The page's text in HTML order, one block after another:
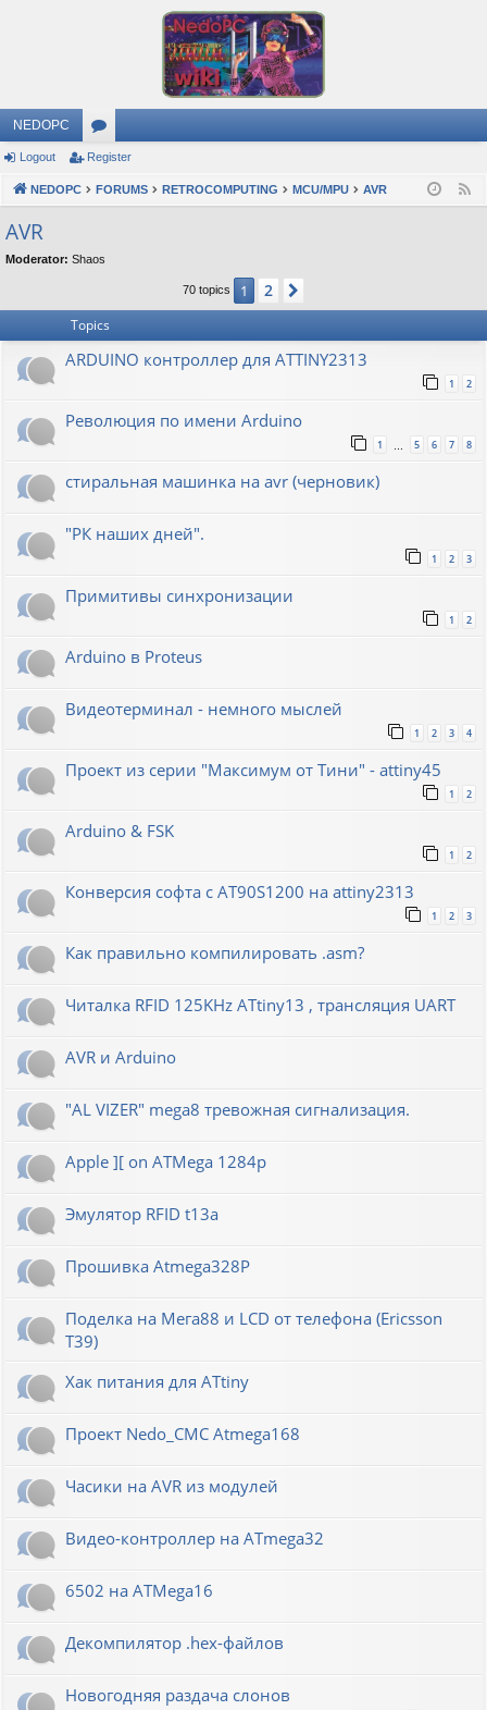
NEDOPC
or
u
s
Logout Register
NEDOPC FORUMS RETROCOMPUTING MCU/MPU AVR
AVR
Moderator: Shaos
70 topics 1 2
Topics
ARDUINO контроллер для ATTINY2313
1 2
Революция по имени Arduino
1 … 5 6 7 8
стиральная машинка на avr (черновик)
"РК наших дней".
1 2 3
Примитивы синхронизации
1 2
Arduino в Proteus
Видеотерминал - немного мыслей
1 2 3 4
Проект из серии "Максимум от Тини" - attiny45
1 2
Arduino & FSK
1 2
Конверсия софта с AT90S1200 на attiny2313
1 2 3
Как правильно компилировать .asm?
Читалка RFID 125KHz ATtiny13 , трансляция UART
AVR и Arduino
"AL VIZER" mega8 тревожная сигнализация.
Apple ][ on ATMega 1284p
Эмулятор RFID t13a
Прошивка Atmega328P
Поделка на Мега88 и LCD от телефона (Ericsson
T39)
Хак питания для ATtiny
Проект Nedo_CMC Atmega168
Часики на AVR из модулей
Видео-контроллер на ATmega32
6502 на ATMega16
Декомпилятор .hex-файлов
Новогодняя раздача слонов